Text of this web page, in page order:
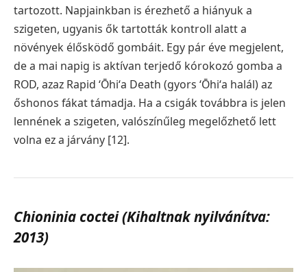
tartozott. Napjainkban is érezhető a hiányuk a
szigeten, ugyanis ők tartották kontroll alatt a
növények élősködő gombáit. Egy pár éve megjelent,
de a mai napig is aktívan terjedő kórokozó gomba a
ROD, azaz Rapid ʻŌhiʻa Death (gyors ʻŌhiʻa halál) az
őshonos fákat támadja. Ha a csigák továbbra is jelen
lennének a szigeten, valószínűleg megelőzhető lett
volna ez a járvány [12].
Chioninia coctei (Kihaltnak nyilvánítva:
2013)